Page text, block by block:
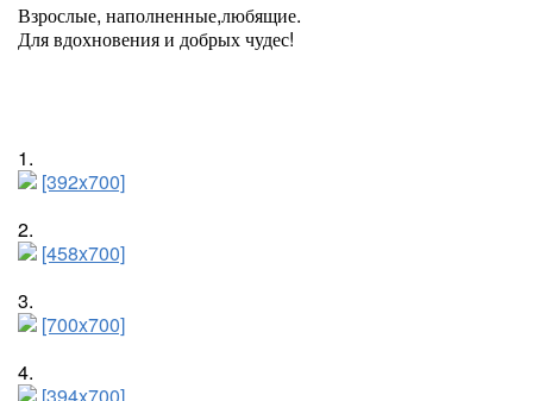
Взрослые, наполненные,любящие.
Для вдохновения и добрых чудес!
1.
[392x700]
2.
[458x700]
3.
[700x700]
4.